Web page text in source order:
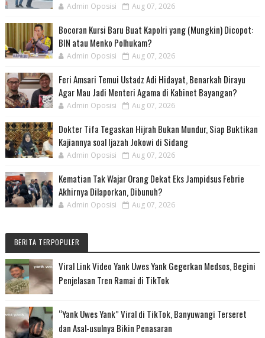
Admin Oposisi Aug 07, 2026
Bocoran Kursi Baru Buat Kapolri yang (Mungkin) Dicopot:
BIN atau Menko Polhukam?
Admin Oposisi Aug 07, 2026
Feri Amsari Temui Ustadz Adi Hidayat, Benarkah Dirayu
Agar Mau Jadi Menteri Agama di Kabinet Bayangan?
Admin Oposisi Aug 07, 2026
Dokter Tifa Tegaskan Hijrah Bukan Mundur, Siap Buktikan
Kajiannya soal Ijazah Jokowi di Sidang
Admin Oposisi Aug 07, 2026
Kematian Tak Wajar Orang Dekat Eks Jampidsus Febrie
Akhirnya Dilaporkan, Dibunuh?
Admin Oposisi Aug 07, 2026
BERITA TERPOPULER
Viral Link Video Yank Uwes Yank Gegerkan Medsos, Begini
Penjelasan Tren Ramai di TikTok
“Yank Uwes Yank” Viral di TikTok, Banyuwangi Terseret
dan Asal-usulnya Bikin Penasaran